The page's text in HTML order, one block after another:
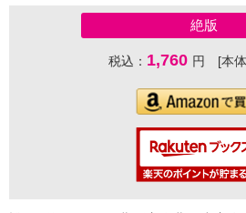
絶版
税込： 1,760 円 [本体